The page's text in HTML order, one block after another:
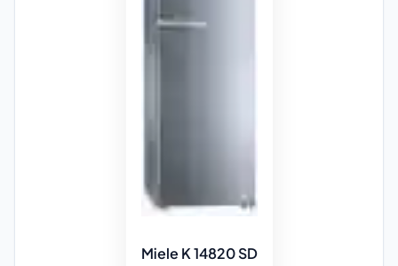
Miele K 14820 SD